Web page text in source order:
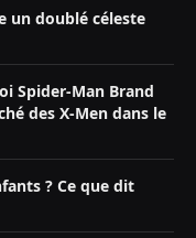
un doublé céleste
Spider-Man Brand
des X-Men dans le
? Ce que dit